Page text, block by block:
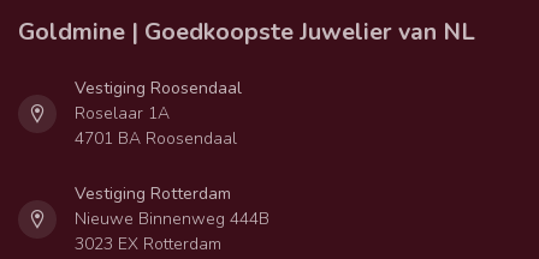
Goldmine | Goedkoopste Juwelier van NL
Vestiging Roosendaal
Roselaar 1A
4701 BA Roosendaal
Vestiging Rotterdam
Nieuwe Binnenweg 444B
3023 EX Rotterdam